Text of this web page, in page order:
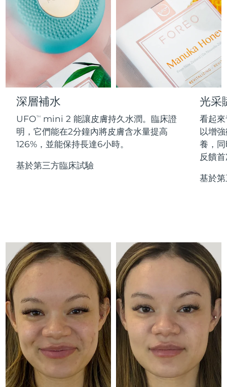
深層補水
UFOTM
mini 2 能讓皮膚持久水潤。臨床證
明，它們能在2分鐘內將皮膚含水量提高
126%，並能保持長達6小時。
基於第三方臨床試驗
光采
看起
以增
養，
反饋
基於
FAQ™產品
All anti-aging treatments
FAQ™產品
All LED treatments
FAQ™ products
All toning treatments
PEACH™ 2
IPL hair removal
PEACH™ 2 go
Travel-friendly IPL hair removal
PEACH™ Cooling Prep Gel
Cooling IPL hair removal gel
LUNA™ 4 body
Massaging body brush
SUPERCHARGED™ serum
Firming body serum
痘肌護理
ESPADA™ 2 plus
Recurring acne LED therapy
ESPADA™ 2
ESPADA™ Blemish Solution
Concentrated acne gel
眼部護理
BEAR™ 2 eyes & lips
Microcurrent line smoothing device
IRIS™ 2
眼部護膚
Advanced eye care treatment
KIWI™ derma
Diamond microdermabrasion .
KIWI™
護發
LUNA™ 4 hair
2-in-1 LED scalp massager
FLIP™ play advanced
牙齒美白
NEW
issa™ Teeth Whitening Set
Dual LED + sonic device & 18% PAP gel
更多的
全部購買
FOREO APP
關於我們
直布羅陀 預計送達日期 8/16/26
預計送達日期 8/12/26
中國香港特別行政區 預計送達日期8/13/26
匈牙利 預計送達日期8/12/26
印尼 預計送達日期 8/10/26
愛爾蘭 8/12/26
8/14/26
日本 預計送達日期 8/15/26
澤西島 8/17/26
哈薩克 預計送達日期8/14/26
科威特 預計送達日期
拉脫維亞 預計送達日期8/12/26
黎巴嫩 預計送達日期 8/13/26